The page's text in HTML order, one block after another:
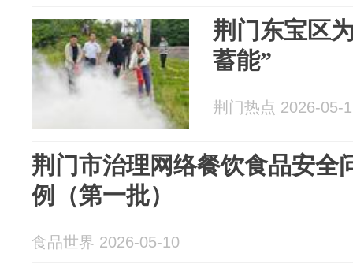
荆门东宝区
蓄能”
荆门热点 2026-05-
荆门市治理网络餐饮食品安全
例（第一批）
食品世界 2026-05-10